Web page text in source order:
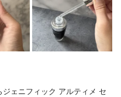
ェニフィック アルティメ セ